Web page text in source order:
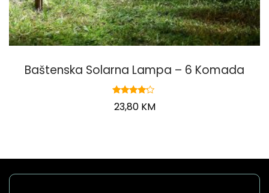
Baštenska Solarna Lampa – 6 Komada
Ocjenjeno
4.00
23,80 KM